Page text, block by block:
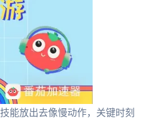
能放出去像慢动作，关键时刻